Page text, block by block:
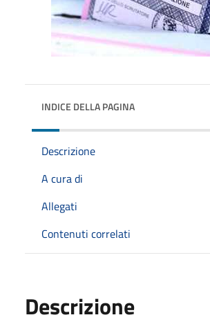
INDICE DELLA PAGINA
Descrizione
A cura di
Allegati
Contenuti correlati
Descrizione